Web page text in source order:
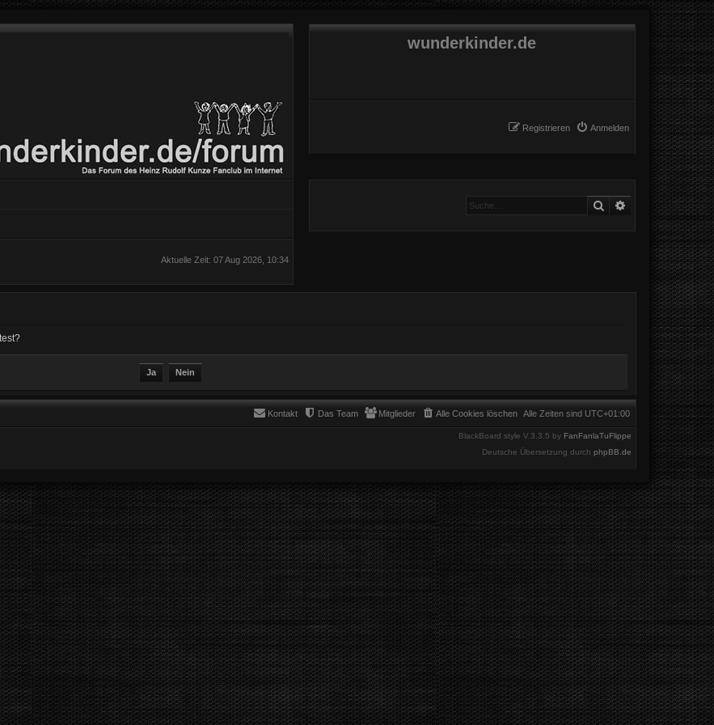
wunderkinder.de
Anmelden
Registrieren
Suche Erweiterte Suche
Aktuelle Zeit: 07 Aug 2026, 10:34
Alle Zeiten sind UTC+01:00
Alle Cookies löschen
Mitglieder
Das Team
Kontakt
BlackBoard style V.3.3.5 by FanFanlaTuFlippe
Deutsche Übersetzung durch phpBB.de